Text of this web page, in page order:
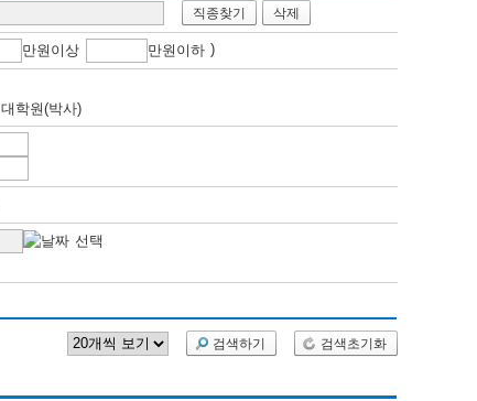
직종찾기 삭제
만원이상 만원이하 )
대학원(박사)
검색하기 검색초기화